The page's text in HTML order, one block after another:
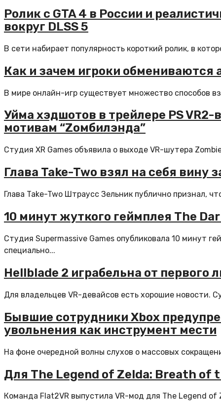
Ролик с GTA 4 в России и
вокруг DLSS 5
В сети набирает популярность короткий ролик, в
Как и зачем игроки обмениваются
В мире онлайн-игр существует множество способов
Уйма хэдшотов в трейлере PS
мотивам “Zомбилэнда”
Студия XR Games объявила о выходе VR-шутера
Глава Take-Two взял на себя
Глава Take-Two Штраусс Зельник публично признал,
10 минут жуткого геймплея The
Студия Supermassive Games опубликовала 10 минут
специально...
Hellblade 2 играбельна от первого
Для владельцев VR-девайсов есть хорошие новости.
Бывшие сотрудники Xbox
увольнения как инструмент мести
На фоне очередной волны слухов о массовых
Для The Legend of Zelda: Breath of
Команда Flat2VR выпустила VR-мод для The Legend